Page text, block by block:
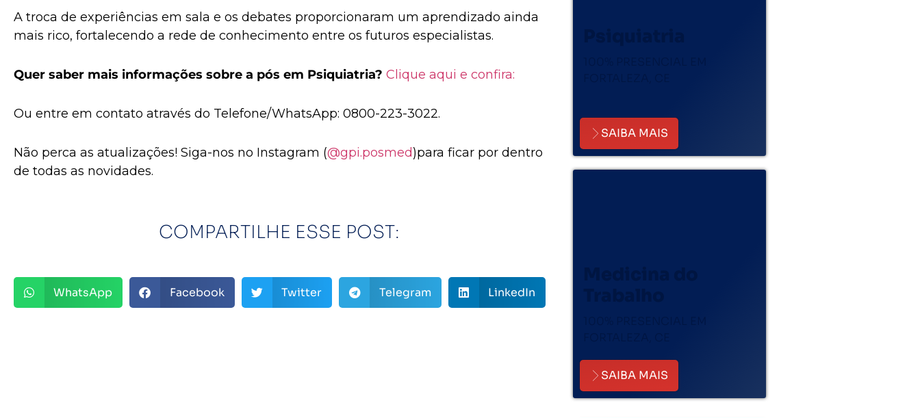
A troca de experiências em sala e os debates proporcionaram um aprendizado ainda
mais rico, fortalecendo a rede de conhecimento entre os futuros especialistas.
Quer saber mais informações sobre a pós em Psiquiatria? Clique aqui e confira:
Ou entre em contato através do Telefone/WhatsApp: 0800-223-3022.
Não perca as atualizações! Siga-nos no Instagram (@gpi.posmed)para ficar por dentro
de todas as novidades.
COMPARTILHE ESSE POST:
WhatsApp Facebook Twitter Telegram LinkedIn
SAIBA MAIS
SAIBA MAIS